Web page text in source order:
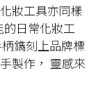
妝工具亦同樣
日常化妝工
鐫刻上品牌標
製作， 靈感來